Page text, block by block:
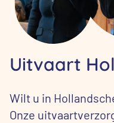
Uitvaart
Wilt u in
Onze